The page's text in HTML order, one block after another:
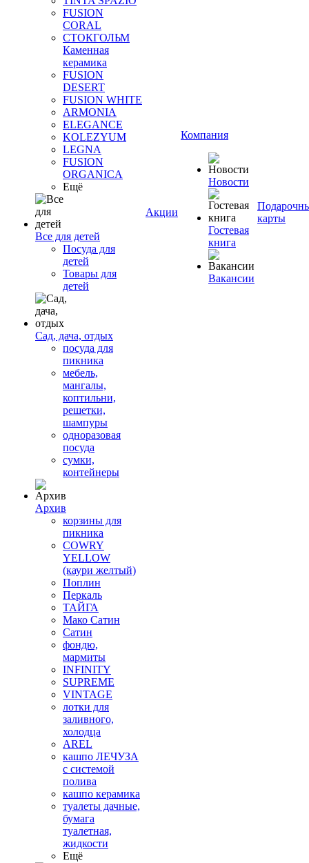
FUSION
CORAL
СТОКГОЛЬМ
Каменная
керамика
FUSION
DESERT
FUSION WHITE
ARMONIA
ELEGANCE
KOLEZYUM
LEGNA
FUSION
ORGANICA
Ещё
Все для детей
Посуда для
детей
Товары для
детей
Сад, дача, отдых
посуда для
пикника
мебель,
мангалы,
коптильни,
решетки,
шампуры
одноразовая
посуда
сумки,
контейнеры
Архив
корзины для
пикника
COWRY
YELLOW
(каури желтый)
Поплин
Перкаль
ТАЙГА
Мако Сатин
Сатин
фондю,
мармиты
INFINITY
SUPREME
VINTAGE
лотки для
заливного,
холодца
AREL
кашпо ЛЕЧУЗА
с системой
полива
кашпо керамика
туалеты дачные,
бумага
туалетная,
жидкости
Ещё
Акции
Компания
Новости
Гостевая
книга
Вакансии
карты